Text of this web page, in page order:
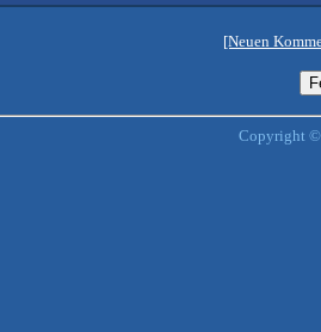
[Neuen
Copyright ©